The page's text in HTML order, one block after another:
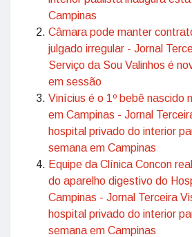
Campinas
Câmara pode manter
julgado irregular - Jornal
Serviço da Sou Valinhos é
em sessão
Vinícius é o 1º bebê nascido
em Campinas - Jornal
hospital privado do interior
semana em Campinas
Equipe da Clínica Concon
do aparelho digestivo do
Campinas - Jornal Terceira
hospital privado do interior
semana em Campinas